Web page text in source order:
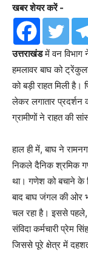
खबर शेयर करें -
उत्तराखंडमें वन विभाग
हमलावर बाघ को
को बड़ी राहत मिली है।
लेकर लगातार
ग्रामीणों ने राहत की
हाल ही में, बाघ ने
निकले दैनिक श्रमिक
था। गणेश को बचाने के
बाद बाघ जंगल की ओर
चल रहा है। इससे
संविदा कर्मचारी प्रेम
जिससे पूरे क्षेत्र में